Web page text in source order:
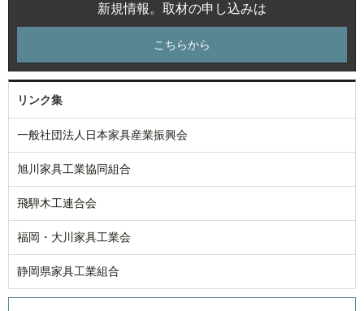
新規情報。取材の申し込みは
こちらから
リンク集
一般社団法人日本家具産業振興会
旭川家具工業協同組合
飛騨木工連合会
福岡・大川家具工業会
静岡県家具工業組合